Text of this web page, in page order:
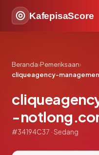
KafepisaScore
Beranda›Pemeriksaan›
cliqueagency-
-
#34194C37 · Sedang